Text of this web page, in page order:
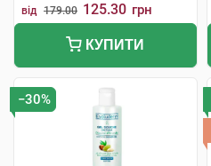
від 179.00 125.30 грн
КУПИТИ
−30%